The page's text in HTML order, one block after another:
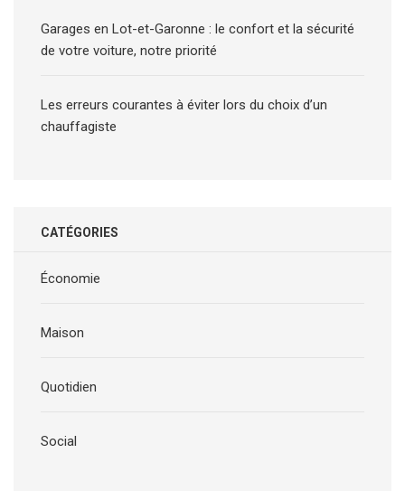
Garages en Lot-et-Garonne : le confort et la sécurité
de votre voiture, notre priorité
Les erreurs courantes à éviter lors du choix d’un
chauffagiste
CATÉGORIES
Économie
Maison
Quotidien
Social